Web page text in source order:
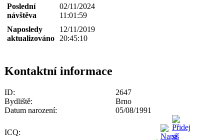
Poslední
návštěva
02/11/2024
11:01:59
Naposledy
aktualizováno
12/11/2019
20:45:10
Kontaktní informace
ID:
2647
Bydliště:
Brno
Datum narození:
05/08/1991
ICQ: